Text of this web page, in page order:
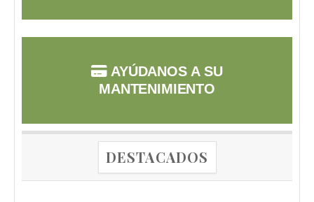
AYÚDANOS A SU
MANTENIMIENTO
DESTACADOS